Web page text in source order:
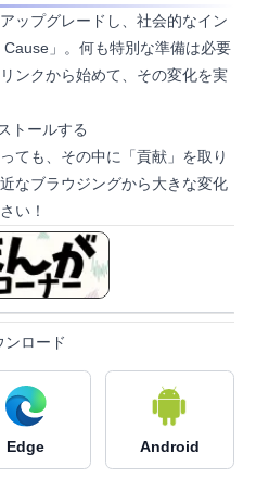
ップグレードし、社会的なイン
」。何も特別な準備は必要
ンクから始めて、その変化を実
トールする
ても、その中に「貢献」を取り
なブラウジングから大きな変化
い！
ンロード
Edge Android